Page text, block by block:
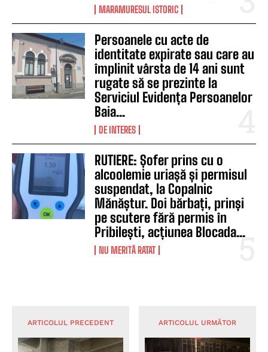
MARAMURESUL ISTORIC
Persoanele cu acte de
identitate expirate sau care au
împlinit vârsta de 14 ani sunt
rugate să se prezinte la
Serviciul Evidența Persoanelor
Baia...
DE INTERES
RUTIERE: Șofer prins cu o
alcoolemie uriașă și permisul
suspendat, la Copalnic
Mănăștur. Doi bărbați, prinși
pe scutere fără permis în
Pribilești, acțiunea Blocada...
NU MERITĂ RATAT
ARTICOLUL PRECEDENT ARTICOLUL URMĂTOR